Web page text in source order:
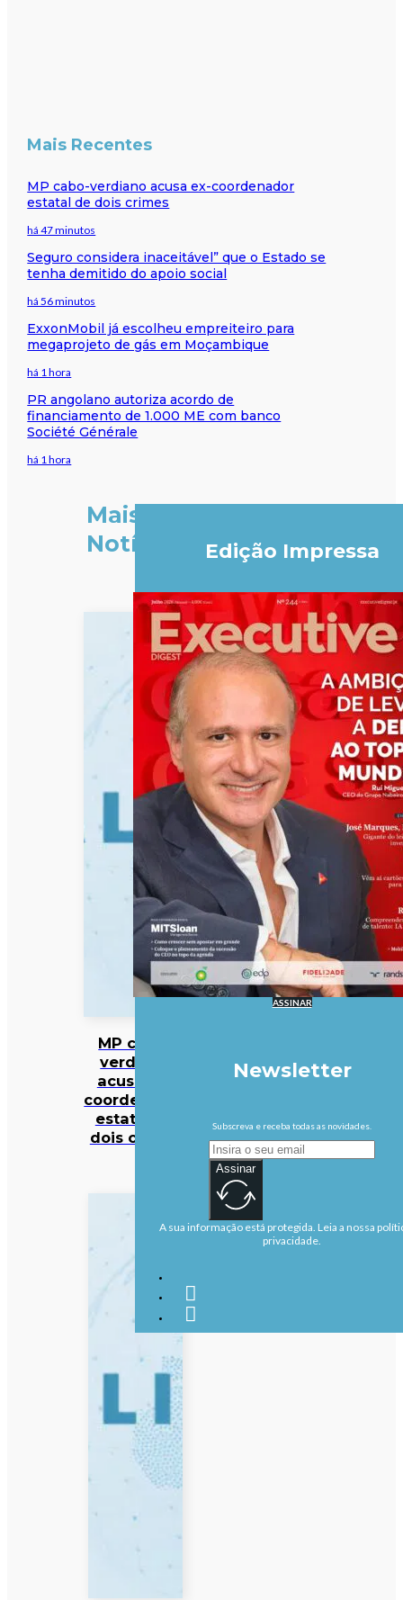
Mais Recentes
MP cabo-verdiano acusa ex-coordenador
estatal de dois crimes
há 47 minutos
Seguro considera inaceitável” que o Estado se
tenha demitido do apoio social
há 56 minutos
ExxonMobil já escolheu empreiteiro para
megaprojeto de gás em Moçambique
há 1 hora
PR angolano autoriza acordo de
financiamento de 1.000 ME com banco
Société Générale
há 1 hora
Mais
Notícias
MP cabo-
verdiano
acusa ex-
coordenador
estatal de
dois crimes
Edição Impressa
ASSINAR
Newsletter
Subscreva e receba todas as novidades.
Assinar
A sua informação está protegida. Leia a nossa
privacidade.